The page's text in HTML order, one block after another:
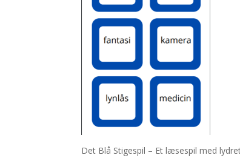
Det Blå Stigespil – Et læsespil med